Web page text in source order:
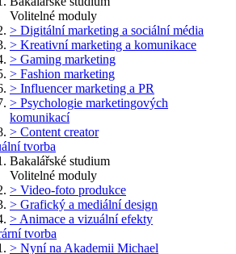
Volitelné moduly
> Digitální marketing a sociální média
> Kreativní marketing a komunikace
> Gaming marketing
> Fashion marketing
> Influencer marketing a PR
> Psychologie marketingových
komunikací
> Content creator
tvorba
Bakalářské studium
Volitelné moduly
> Video-foto produkce
> Grafický a mediální design
> Animace a vizuální efekty
tvorba
> Nyní na Akademii Michael